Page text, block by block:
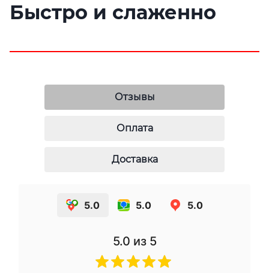
Быстро и слаженно
Отзывы
Оплата
Доставка
5.0 5.0 5.0
5.0 из 5